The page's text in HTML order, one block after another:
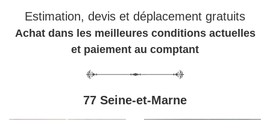
Estimation, devis et déplacement gratuits
Achat dans les meilleures conditions actuelles
et paiement au comptant
77 Seine-et-Marne